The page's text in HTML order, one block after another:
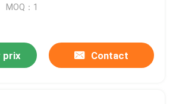
de véhicules électriques à
entraînement de matériel lourd
MOQ：1
prix Contact